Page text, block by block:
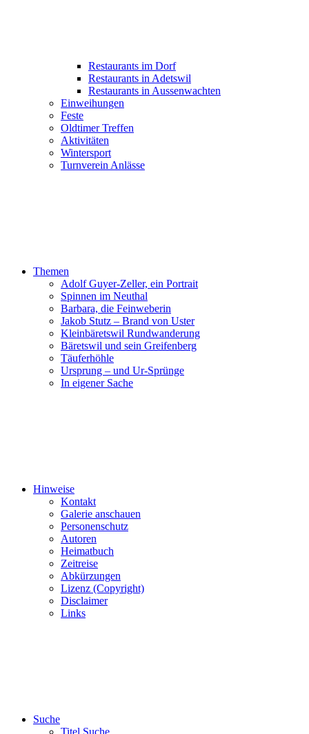
Restaurants im Dorf
Restaurants in Adetswil
Restaurants in Aussenwachten
Einweihungen
Feste
Oldtimer Treffen
Aktivitäten
Wintersport
Turnverein Anlässe
Themen
Adolf Guyer-Zeller, ein Portrait
Spinnen im Neuthal
Barbara, die Feinweberin
Jakob Stutz – Brand von Uster
Kleinbäretswil Rundwanderung
Bäretswil und sein Greifenberg
Täuferhöhle
Ursprung – und Ur-Sprünge
In eigener Sache
Hinweise
Kontakt
Galerie anschauen
Personenschutz
Autoren
Heimatbuch
Zeitreise
Abkürzungen
Lizenz (Copyright)
Disclaimer
Links
Suche
Titel Suche